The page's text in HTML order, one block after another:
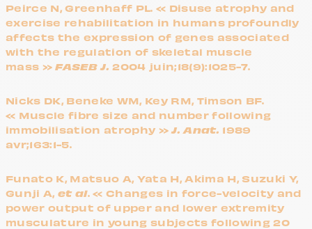
Peirce N, Greenhaff PL. « Disuse atrophy and
exercise rehabilitation in humans profoundly
affects the expression of genes associated
with the regulation of skeletal muscle
mass »FASEB J. 2004 juin;18(9):1025-7.
Nicks DK, Beneke WM, Key RM, Timson BF.
« Muscle fibre size and number following
immobilisation atrophy »J. Anat. 1989
avr;163:1-5.
Funato K, Matsuo A, Yata H, Akima H, Suzuki Y,
Gunji A, et al. « Changes in force-velocity and
power output of upper and lower extremity
musculature in young subjects following 20